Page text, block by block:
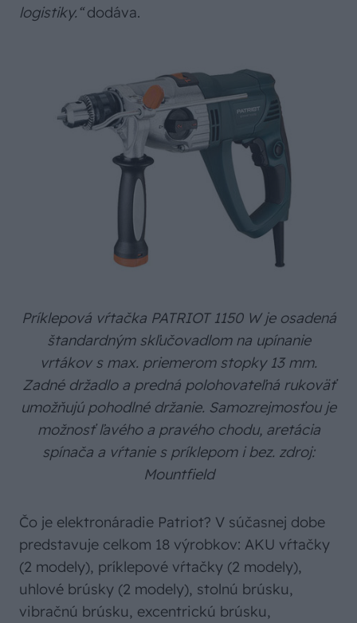
logistiky.“dodáva.
Príklepová vŕtačka PATRIOT 1150 W je osadená
štandardným skľučovadlom na upínanie
vrtákov s max. priemerom stopky 13 mm.
Zadné držadlo a predná polohovateľná rukoväť
umožňujú pohodlné držanie. Samozrejmosťou je
možnosť ľavého a pravého chodu, aretácia
spínača a vŕtanie s príklepom i bez. zdroj:
Mountfield
Čo je elektronáradie Patriot? V súčasnej dobe
predstavuje celkom 18 výrobkov: AKU vŕtačky
(2 modely), príklepové vŕtačky (2 modely),
uhlové brúsky (2 modely), stolnú brúsku,
vibračnú brúsku, excentrickú brúsku,